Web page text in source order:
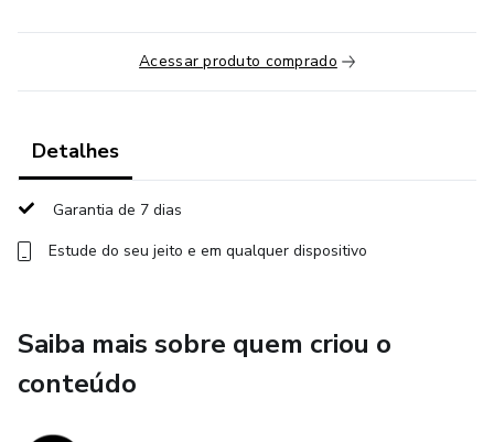
Acessar produto comprado
Detalhes
Garantia de 7 dias
Estude do seu jeito e em qualquer dispositivo
Saiba mais sobre quem criou o
conteúdo